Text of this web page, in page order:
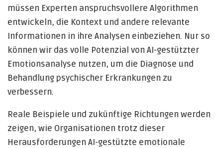
müssen Experten anspruchsvollere Algorithmen
entwickeln, die Kontext und andere relevante
Informationen in ihre Analysen einbeziehen. Nur so
können wir das volle Potenzial von AI-gestützter
Emotionsanalyse nutzen, um die Diagnose und
Behandlung psychischer Erkrankungen zu
verbessern.
Reale Beispiele und zukünftige Richtungen werden
zeigen, wie Organisationen trotz dieser
Herausforderungen AI-gestützte emotionale